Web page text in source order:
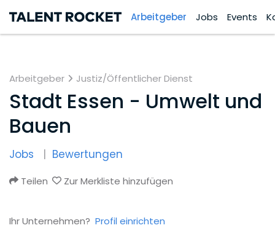
Arbeitgeber Jobs Events
Arbeitgeber Justiz/Öffentlicher Dienst
Stadt Essen - Umwelt und
Bauen
Jobs Bewertungen
Teilen Zur Merkliste hinzufügen
Ihr Unternehmen? Profil einrichten